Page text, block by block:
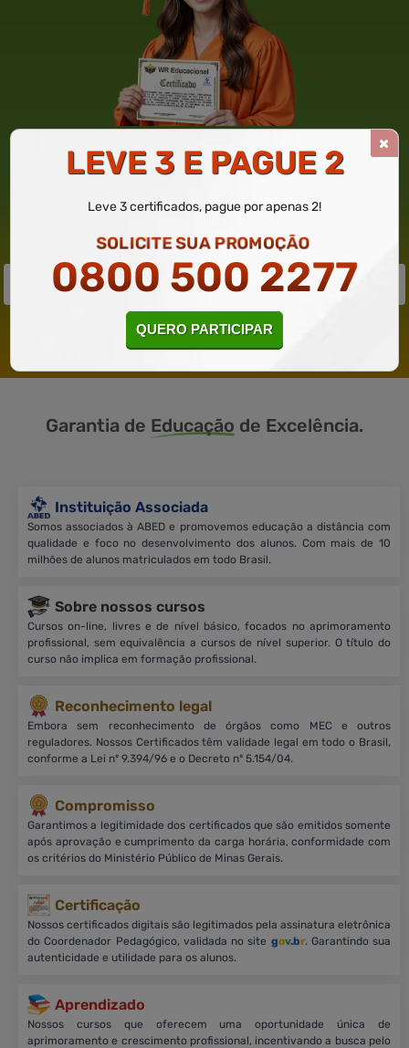
GANHE ATÉ 50% DE DESCONTO
3 CERTIFICADOS POR APENAS 119,80. INFORME SEU E-MAIL,
Solicite um WhatsApp
Garantia de Educação de Excelência.
Instituição Associada
Somos associados à ABED e promovemos educação a distância com
qualidade e foco no desenvolvimento dos alunos. Com mais de 10
milhões de alunos matriculados em todo Brasil.
Sobre nossos cursos
Cursos on-line, livres e de nível básico, focados no aprimoramento
profissional, sem equivalência a cursos de nível superior. O título do
curso não implica em formação profissional.
Reconhecimento legal
Embora sem reconhecimento de órgãos como MEC e outros
reguladores. Nossos Certificados têm validade legal em todo o Brasil,
conforme a Lei nº 9.394/96 e o Decreto nº 5.154/04.
Compromisso
Garantimos a legitimidade dos certificados que são emitidos somente
após aprovação e cumprimento da carga horária, conformidade com
os critérios do Ministério Público de Minas Gerais.
Certificação
Nossos certificados digitais são legitimados pela assinatura eletrônica
do Coordenador Pedagógico, validada no site gov.br. Garantindo sua
autenticidade e utilidade para os alunos.
Aprendizado
Nossos cursos que oferecem uma oportunidade única de
aprimoramento e crescimento profissional, incentivando a busca pelo
LEVE 3 E PAGUE 2
Leve 3 certificados, pague por apenas 2!
SOLICITE SUA PROMOÇÃO
0800 500 2277
QUERO PARTICIPAR